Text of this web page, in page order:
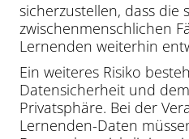
sicherzustellen, dass die
zwischenmenschlichen
Lernenden weiterhin
Ein weiteres Risiko
Datensicherheit und
Privatsphäre. Bei der
Lernenden-Daten